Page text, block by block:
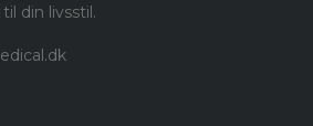
din livsstil.